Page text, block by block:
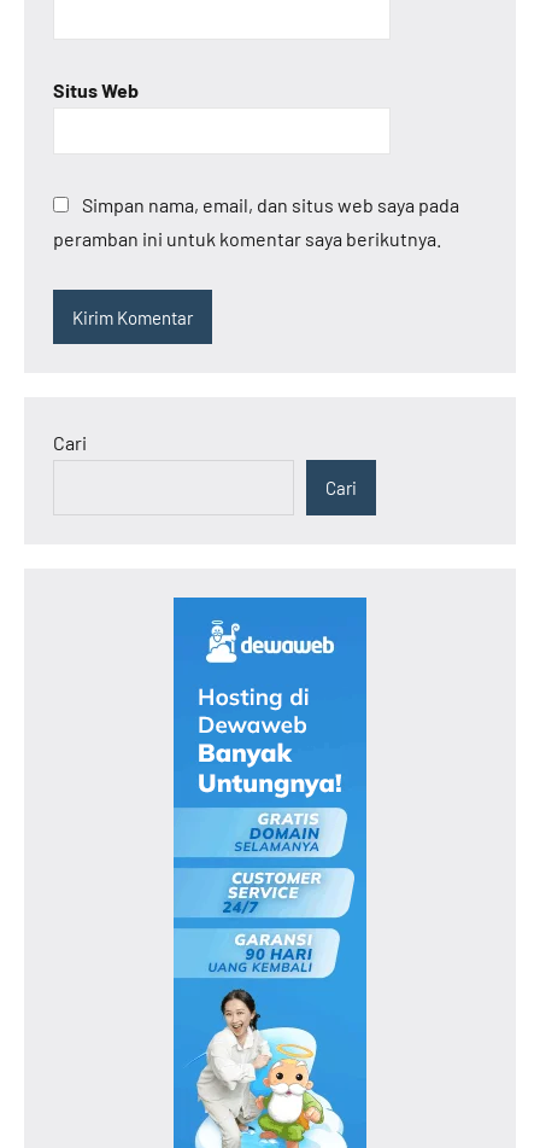
Situs Web
Simpan nama, email, dan situs web saya pada
peramban ini untuk komentar saya berikutnya.
Cari
Cari